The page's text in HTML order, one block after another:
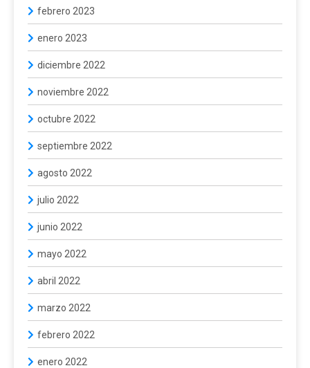
febrero 2023
enero 2023
diciembre 2022
noviembre 2022
octubre 2022
septiembre 2022
agosto 2022
julio 2022
junio 2022
mayo 2022
abril 2022
marzo 2022
febrero 2022
enero 2022